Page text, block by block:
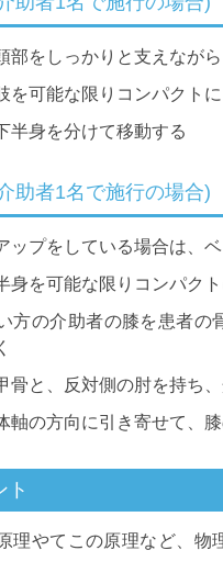
部をしっかりと支えなが
を可能な限りコンパクト
半身を分けて移動する
助者1名で施行の場合)
ップをしている場合は、
身を可能な限りコンパク
方の介助者の膝を患者の
骨と、反対側の肘を持ち
軸の方向に引き寄せて、
ト
理やてこの原理など、物